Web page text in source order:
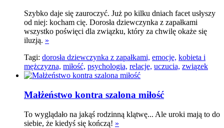
Szybko daje się zauroczyć. Już po kilku dniach facet usłyszy
od niej: kocham cię. Dorosła dziewczynka z zapałkami
wszystko poświęci dla związku, który za chwilę okaże się
iluzją. »
Tagi: dorosła dziewczynka z zapałkami, emocje, kobieta i
mężczyzna, miłość, psychologia, relacje, uczucia, związek
Małżeństwo kontra szalona miłość
To wyglądało na jakąś rodzinną klątwę... Ale uroki mają to do
siebie, że kiedyś się kończą! »